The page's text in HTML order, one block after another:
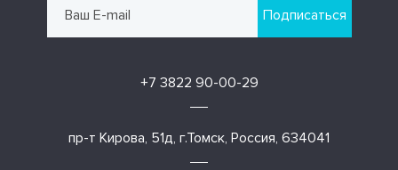
Подписаться
+7 3822 90-00-29
пр-т Кирова, 51д, г.Томск, Россия, 634041